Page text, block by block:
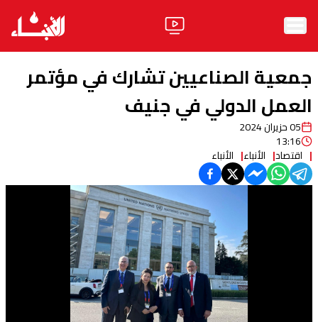
الأخبار
ثقافة ومجتمع
آراء
فيديو
مواقف
جمعية الصناعيين تشارك في مؤتمر
العمل الدولي في جنيف
05 حزيران 2024
13:16
اقتصاد الأنباء الأنباء